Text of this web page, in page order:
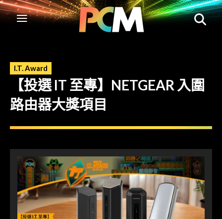
I.T. Award
【投選 IT 至專】NETGEAR 入圍
路由器大獎項目